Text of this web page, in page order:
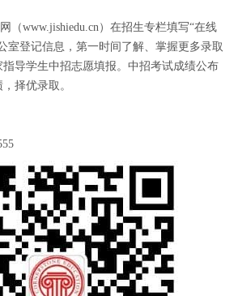
www.jishiedu.cn）在招生专栏填写“在线
室登记信息，第一时间了解、掌握更多录取
导学生中招志愿填报。中招考试成绩公布
择优录取。